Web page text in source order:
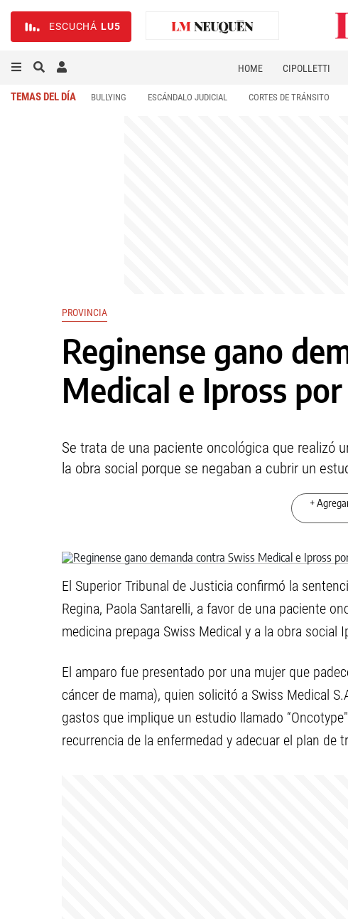
ESCUCHÁ LU5
HOME CIPOLLETTI
TEMAS DEL DÍA BULLYING ESCÁNDALO JUDICIAL CORTES DE TRÁNSITO
PROVINCIA
Reginense gano
Medical e Ipross
Se trata de una paciente oncológica que realizó
la obra social porque se negaban a cubrir un
+
El Superior Tribunal de Justicia confirmó la
Regina, Paola Santarelli, a favor de una paciente
medicina prepaga Swiss Medical y a la obra
El amparo fue presentado por una mujer que
cáncer de mama), quien solicitó a Swiss Medical
gastos que implique un estudio llamado
recurrencia de la enfermedad y adecuar el plan de